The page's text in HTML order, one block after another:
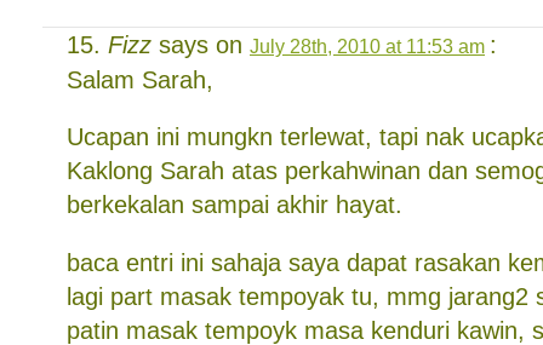
Fizz says on July 28th, 2010 at 11:53 am :
Salam Sarah,
Ucapan ini mungkn terlewat, tapi nak
Kaklong Sarah atas perkahwinan dan
berkekalan sampai akhir hayat.
baca entri ini sahaja saya dapat rasakan
lagi part masak tempoyak tu, mmg jarang2
patin masak tempoyk masa kenduri kawin,